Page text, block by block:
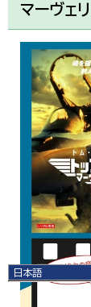
日本語
日本語
マーヴェ